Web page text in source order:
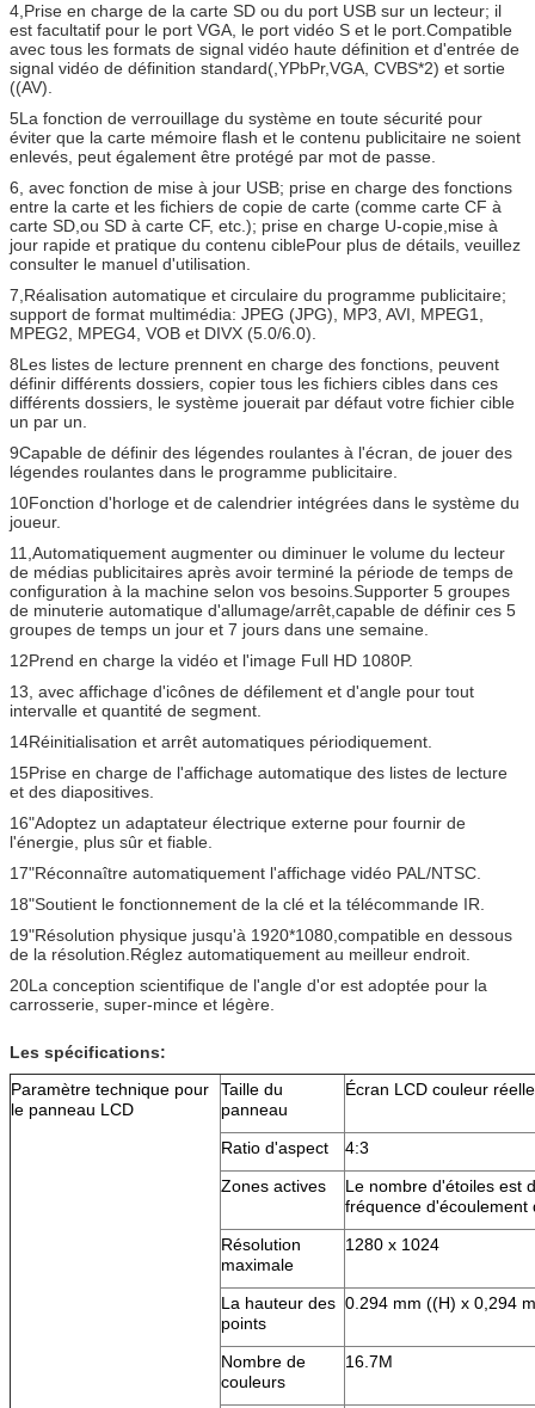
4,Prise en charge de la carte SD ou du port USB sur un lecteur; il
est facultatif pour le port VGA, le port vidéo S et le port.Compatible
avec tous les formats de signal vidéo haute définition et d'entrée de
signal vidéo de définition standard(,YPbPr,VGA, CVBS*2) et sortie
((AV).
5La fonction de verrouillage du système en toute sécurité pour
éviter que la carte mémoire flash et le contenu publicitaire ne soient
enlevés, peut également être protégé par mot de passe.
6, avec fonction de mise à jour USB; prise en charge des fonctions
entre la carte et les fichiers de copie de carte (comme carte CF à
carte SD,ou SD à carte CF, etc.); prise en charge U-copie,mise à
jour rapide et pratique du contenu ciblePour plus de détails, veuillez
consulter le manuel d'utilisation.
7,Réalisation automatique et circulaire du programme publicitaire;
support de format multimédia: JPEG (JPG), MP3, AVI, MPEG1,
MPEG2, MPEG4, VOB et DIVX (5.0/6.0).
8Les listes de lecture prennent en charge des fonctions, peuvent
définir différents dossiers, copier tous les fichiers cibles dans ces
différents dossiers, le système jouerait par défaut votre fichier cible
un par un.
9Capable de définir des légendes roulantes à l'écran, de jouer des
légendes roulantes dans le programme publicitaire.
10Fonction d'horloge et de calendrier intégrées dans le système du
joueur.
11,Automatiquement augmenter ou diminuer le volume du lecteur
de médias publicitaires après avoir terminé la période de temps de
configuration à la machine selon vos besoins.Supporter 5 groupes
de minuterie automatique d'allumage/arrêt,capable de définir ces 5
groupes de temps un jour et 7 jours dans une semaine.
12Prend en charge la vidéo et l'image Full HD 1080P.
13, avec affichage d'icônes de défilement et d'angle pour tout
intervalle et quantité de segment.
14Réinitialisation et arrêt automatiques périodiquement.
15Prise en charge de l'affichage automatique des listes de lecture
et des diapositives.
16"Adoptez un adaptateur électrique externe pour fournir de
l'énergie, plus sûr et fiable.
17"Réconnaître automatiquement l'affichage vidéo PAL/NTSC.
18"Soutient le fonctionnement de la clé et la télécommande IR.
19"Résolution physique jusqu'à 1920*1080,compatible en dessous
de la résolution.Réglez automatiquement au meilleur endroit.
20La conception scientifique de l'angle d'or est adoptée pour la
carrosserie, super-mince et légère.
Les spécifications:
Paramètre technique pour
le panneau LCD
Taille du
panneau
Écran LCD couleur
Ratio d'aspect
4:3
Zones actives
Le nombre d'étoiles est
fréquence d'écoulement
Résolution
maximale
1280 x 1024
La hauteur des
points
0.294 mm ((H) x 0,294
Nombre de
couleurs
16.7M